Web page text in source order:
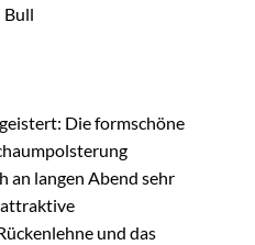
Bull
Die formschöne
an langen Abend sehr
attraktive
und das